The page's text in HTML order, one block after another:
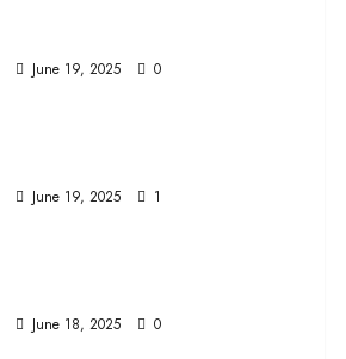
June 19, 2025 0
June 19, 2025 1
June 18, 2025 0